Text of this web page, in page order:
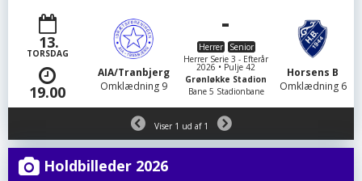
13.
TORSDAG
19.00
AIA/Tranbjerg
Omklædning 9
-
Herrer
Senior
Herrer Serie 3 - Efterår
2026 • Pulje 42
Grønløkke Stadion
Bane 5 Stadionbane
Horsens B
Omklædning 6
Viser 1 ud af 1
Holdbilleder 2026